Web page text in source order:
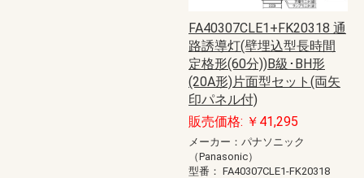
FA40307CLE1+FK20318 通
路誘導灯(壁埋込型長時間
定格形(60分))B級･BH形
(20A形)片面型セット(両矢
印パネル付)
販売価格: ￥41,295
メーカー：パナソニック
（Panasonic）
型番： FA40307CLE1-FK20318